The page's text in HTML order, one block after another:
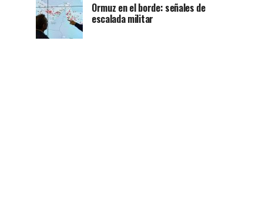
Ormuz en el borde: señales de
escalada militar